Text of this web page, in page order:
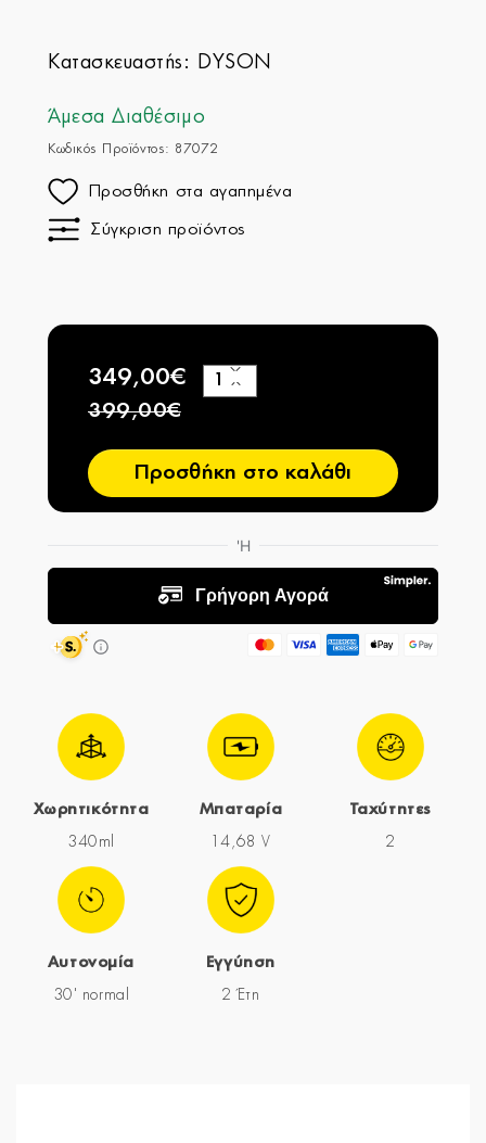
Κατασκευαστής: DYSON
Άμεσα Διαθέσιμο
Κωδικός Προϊόντος: 87072
Προσθήκη στα αγαπημένα
Σύγκριση προϊόντος
349,00€
399,00€
−
+
Προσθήκη στο καλάθι
Χωρητικότητα
340ml
Μπαταρία
14,68 V
Ταχύτητες
2
Αυτονομία
30' normal
Εγγύηση
2 Έτη